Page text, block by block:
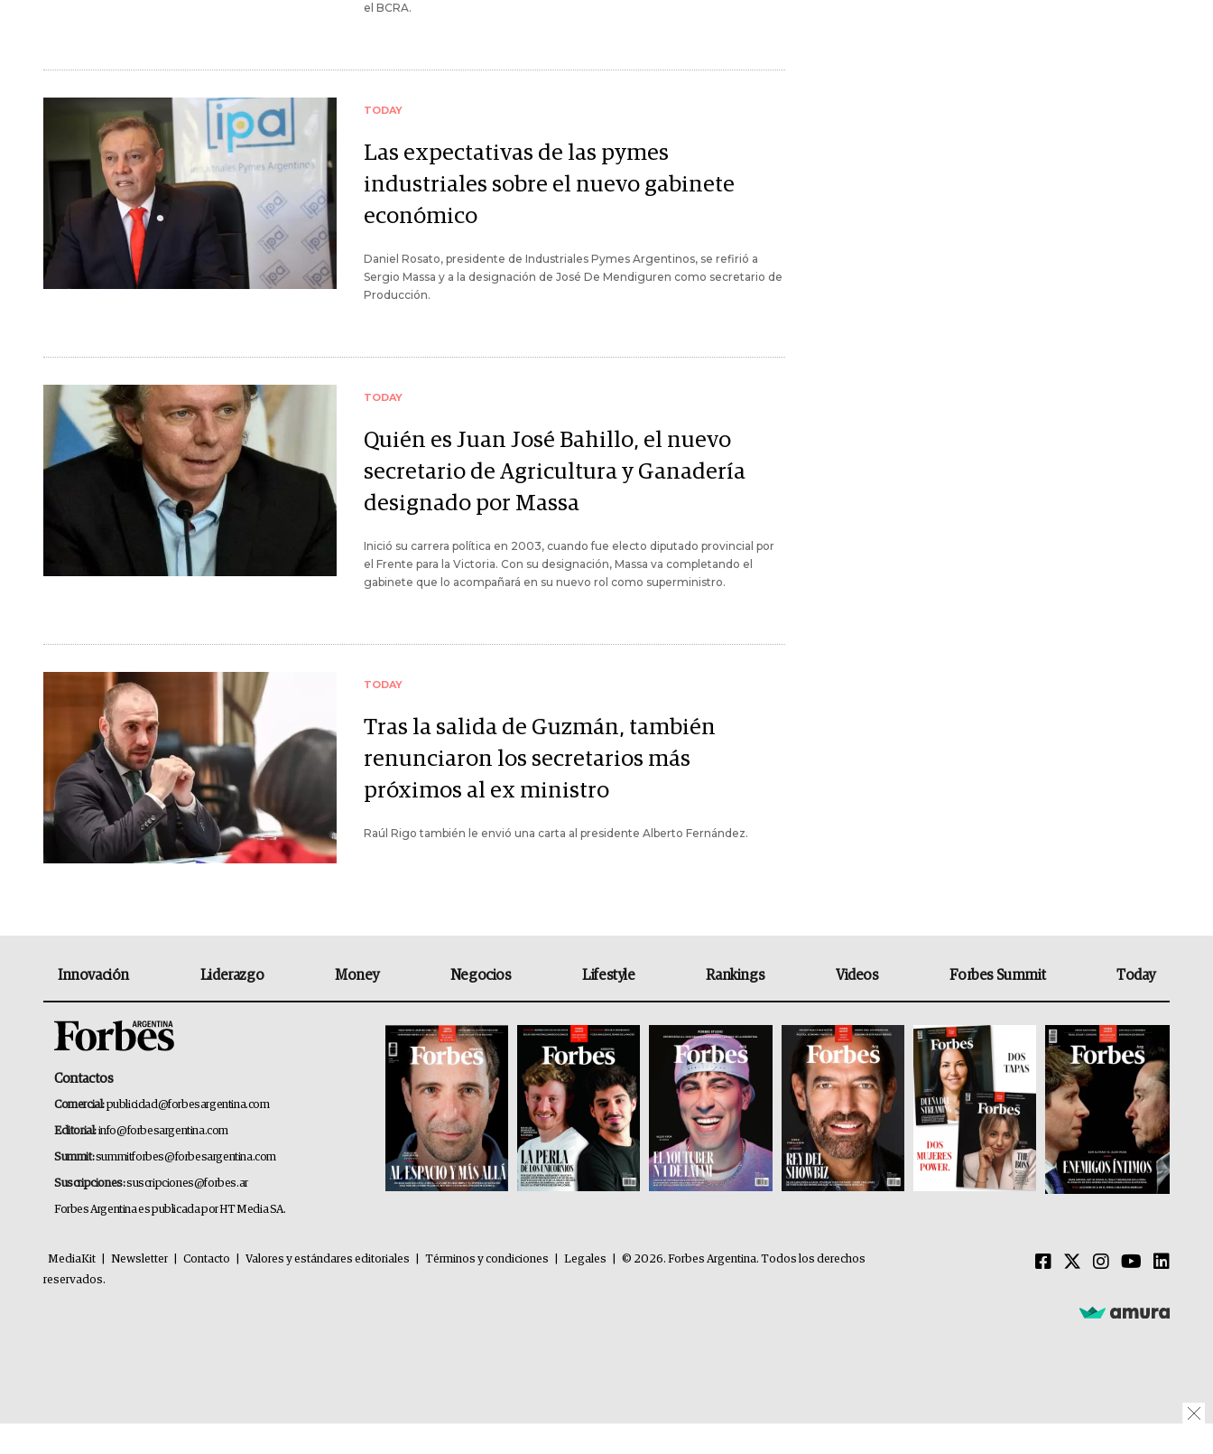
el BCRA.
TODAY
Las expectativas de las pymes
industriales sobre el nuevo gabinete
económico
Daniel Rosato, presidente de Industriales Pymes Argentinos, se refirió a
Sergio Massa y a la designación de José De Mendiguren como secretario de
Producción.
TODAY
Quién es Juan José Bahillo, el nuevo
secretario de Agricultura y Ganadería
designado por Massa
Inició su carrera política en 2003, cuando fue electo diputado provincial por
el Frente para la Victoria. Con su designación, Massa va completando el
gabinete que lo acompañará en su nuevo rol como superministro.
TODAY
Tras la salida de Guzmán, también
renunciaron los secretarios más
próximos al ex ministro
Raúl Rigo también le envió una carta al presidente Alberto Fernández.
Innovación Liderazgo Money Negocios Lifestyle Rankings Videos Forbes Summit Today
Contactos
Comercial:publicidad@forbesargentina.com
Editorial:info@forbesargentina.com
Summit:summitforbes@forbesargentina.com
Suscripciones:suscripciones@forbes.ar
Forbes Argentina es publicada por HT Media SA.
MediaKit Newsletter Contacto Valores y estándares editoriales Términos y condiciones Legales
© 2026. Forbes Argentina. Todos los derechos
reservados.